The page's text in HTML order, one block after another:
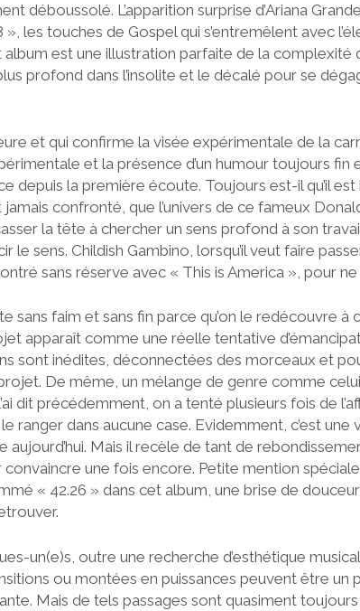
déboussolé. L’apparition surprise d’Ariana
les touches de Gospel qui s’entremêlent avec
est une illustration parfaite de la complexité
profond dans l’insolite et le décalé pour se
et qui confirme la visée expérimentale de la
et la présence d’un humour toujours fin
depuis la première écoute. Toujours est-il qu’il
confronté, que l’univers de ce fameux
la tête à chercher un sens profond à son
le sens. Childish Gambino, lorsqu’il veut faire
sans réserve avec « This is America », pour ne
sans faim et sans fin parce qu’on le redécouvre à
apparaît comme une réelle tentative
sont inédites, déconnectées des morceaux et
De même, un mélange de genre comme
dit précédemment, on a tenté plusieurs fois de
ranger dans aucune case. Evidemment, c’est une
Mais il recèle de tant de
convaincre une fois encore. Petite mention spéciale
« 42.26 » dans cet album, une brise de
un(e)s, outre une recherche d’esthétique
ou montées en puissances peuvent être un
Mais de tels passages sont quasiment toujours